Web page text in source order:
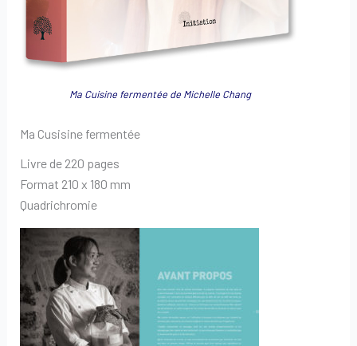
Ma Cuisine fermentée de Michelle Chang
Ma Cusisine fermentée
Livre de 220 pages
Format 210 x 180 mm
Quadrichromie